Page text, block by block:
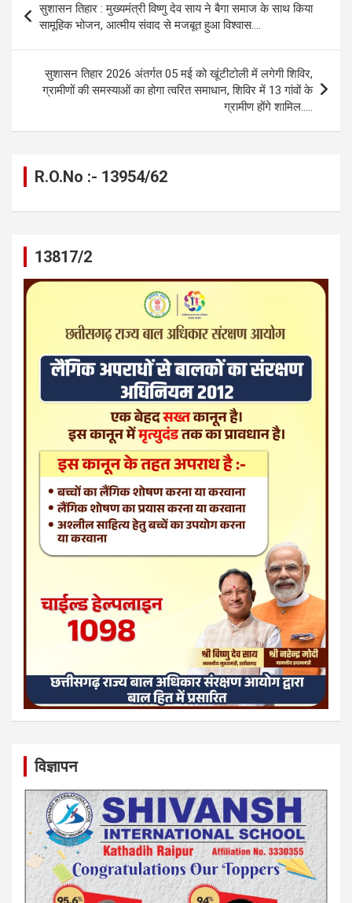
o
o
k
g
er
A
p
p
a
m
n
k
navigation
सुशासन तिहार : मुख्यमंत्री विष्णु देव साय ने बैगा समाज के साथ किया
सामूहिक भोजन, आत्मीय संवाद से मजबूत हुआ विश्वास….
सुशासन तिहार 2026 अंतर्गत 05 मई को खूंटीटोली में लगेगी शिविर,
ग्रामीणों की समस्याओं का होगा त्वरित समाधान, शिविर में 13 गांवों के
ग्रामीण होंगे शामिल…..
R.O.No :- 13954/62
13817/2
विज्ञापन